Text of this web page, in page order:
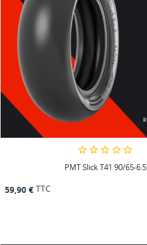
PMT Slick T41 90/65-6.5
59,90 € TTC